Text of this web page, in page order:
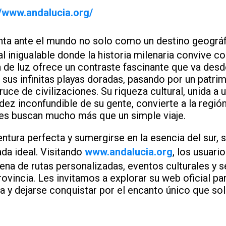
ante el mundo no solo como un destino
inigualable donde la historia milenaria convive
luz ofrece un contraste fascinante que va
infinitas playas doradas, pasando por un
de civilizaciones. Su riqueza cultural, unida a
inconfundible de su gente, convierte a la
buscan mucho más que un simple viaje.
perfecta y sumergirse en la esencia del sur,
ideal. Visitando www.andalucia.org, los
de rutas personalizadas, eventos culturales y
Les invitamos a explorar su web oficial
y dejarse conquistar por el encanto único que